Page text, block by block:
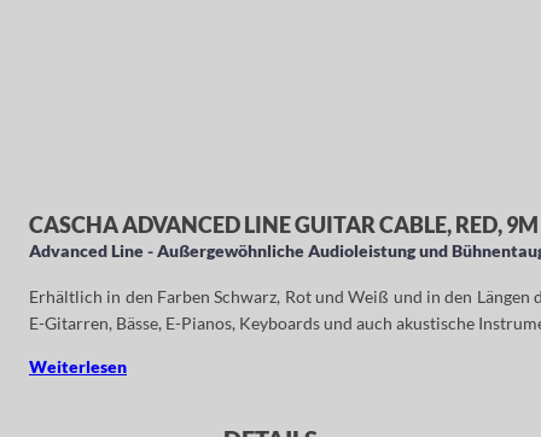
CASCHA ADVANCED LINE GUITAR CABLE, RED, 9M
Advanced Line - Außergewöhnliche Audioleistung und
Erhältlich in den Farben Schwarz, Rot und Weiß und in den
E-Gitarren, Bässe, E-Pianos, Keyboards und auch akustische
Weiterlesen